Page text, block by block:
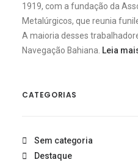
1919, com a fundação da
Metalúrgicos, que reunia
A maioria desses
Navegação Bahiana. Leia
CATEGORIAS
Sem categoria
Destaque